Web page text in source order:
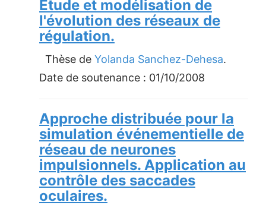
Étude et modélisation de
l'évolution des réseaux de
régulation.
Thèse de Yolanda Sanchez-Dehesa.
Date de soutenance : 01/10/2008
Approche distribuée pour la
simulation événementielle de
réseau de neurones
impulsionnels. Application au
contrôle des saccades
oculaires.